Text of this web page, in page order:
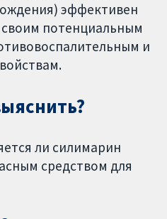
эффективен
потенциальным
и
ли силимарин
средством для